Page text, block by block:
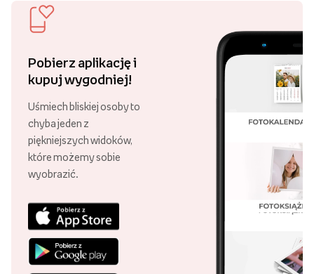
Pobierz aplikację i
kupuj wygodniej!
Uśmiech bliskiej osoby to
chyba jeden z
piękniejszych widoków,
które możemy sobie
wyobrazić.